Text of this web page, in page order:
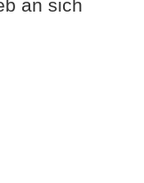
an sich